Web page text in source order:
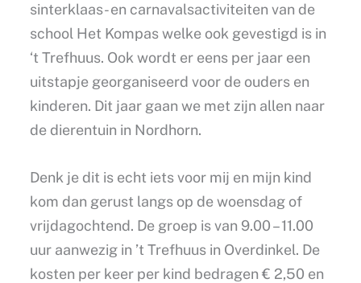
sinterklaas- en carnavalsactiviteiten van de
school Het Kompas welke ook gevestigd is in
‘t Trefhuus. Ook wordt er eens per jaar een
uitstapje georganiseerd voor de ouders en
kinderen. Dit jaar gaan we met zijn allen naar
de dierentuin in Nordhorn.
Denk je dit is echt iets voor mij en mijn kind
kom dan gerust langs op de woensdag of
vrijdagochtend. De groep is van 9.00 – 11.00
uur aanwezig in ’t Trefhuus in Overdinkel. De
kosten per keer per kind bedragen € 2,50 en